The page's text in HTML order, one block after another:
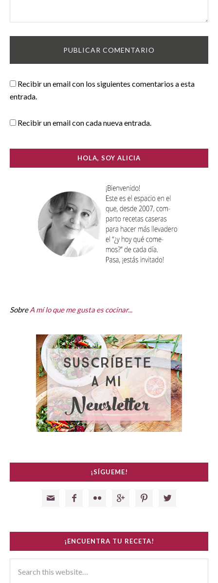
Recibir un email con los siguientes comentarios a esta
entrada.
Recibir un email con cada nueva entrada.
HOLA, SOY ALICIA
SobreA mí lo que me gusta es cocinar...
¡SÍGUEME!
     
¡ENCUENTRA TU RECETA!